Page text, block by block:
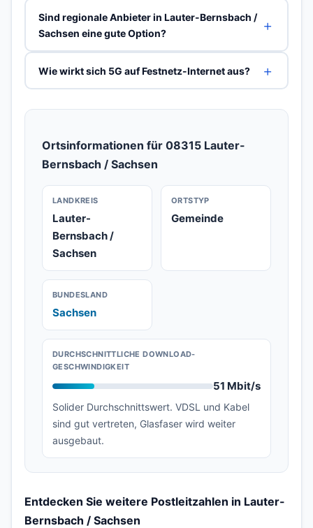
Sind regionale Anbieter in Lauter-Bernsbach /
Sachsen eine gute Option?
Wie wirkt sich 5G auf Festnetz-Internet aus?
Ortsinformationen für 08315 Lauter-
Bernsbach / Sachsen
LANDKREIS
Lauter-
Bernsbach /
Sachsen
ORTSTYP
Gemeinde
BUNDESLAND
Sachsen
DURCHSCHNITTLICHE DOWNLOAD-
GESCHWINDIGKEIT
51 Mbit/s
Solider Durchschnittswert. VDSL und Kabel
sind gut vertreten, Glasfaser wird weiter
ausgebaut.
Entdecken Sie weitere Postleitzahlen in Lauter-
Bernsbach / Sachsen